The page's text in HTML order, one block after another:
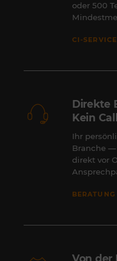
oder 500
CI-
Direkte
Kein
Ihr
Branche —
direkt vor